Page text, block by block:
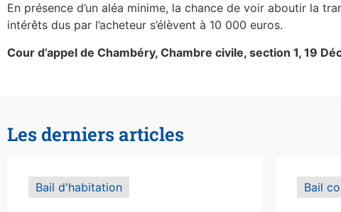
En présence d’un aléa minime, la chance de voir aboutir la
intérêts dus par l’acheteur s’élèvent à 10 000 euros.
Cour d’appel de Chambéry, Chambre civile, section 1, 19
Les derniers articles
Bail d'habitation Bail